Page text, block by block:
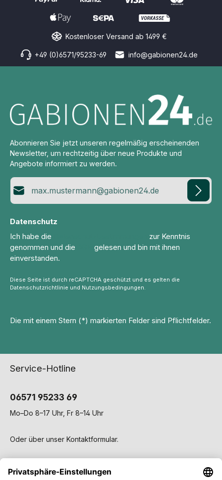
Kostenloser Versand ab 1499 €
+49 (0)6571/95233-69 info@gabionen24.de
Abonnieren Sie jetzt unseren regelmäßig erscheinenden
Newsletter, um rechtzeitig über neue Produkte und
Angebote informiert zu werden.
E-Mail-Adresse*
Datenschutz
Ich habe die
zur Kenntnis
genommen und die
gelesen und bin mit ihnen
einverstanden.
Diese Seite ist durch reCAPTCHA geschützt und es gelten die
Datenschutzrichtlinie und Nutzungsbedingungen.
Die mit einem Stern (*) markierten Felder sind Pflichtfelder.
Service-Hotline
06571 95233 69
Mo–Do 8–17 Uhr, Fr 8–14 Uhr
Oder über unser Kontaktformular.
Service